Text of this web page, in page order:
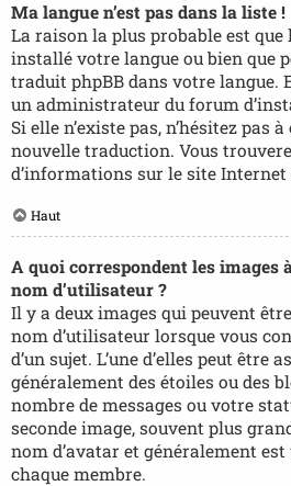
Ma langue n’est pas dans la liste !
La raison la plus probable est que
installé votre langue ou bien que
traduit phpBB dans votre langue.
un administrateur du forum
Si elle n’existe pas, n’hésitez pas
nouvelle traduction. Vous
d’informations sur le site Internet
Haut
A quoi correspondent les images
nom d’utilisateur ?
Il y a deux images qui peuvent
nom d’utilisateur lorsque vous
d’un sujet. L’une d’elles peut être
généralement des étoiles ou des
nombre de messages ou votre
seconde image, souvent plus
nom d’avatar et généralement
chaque membre.